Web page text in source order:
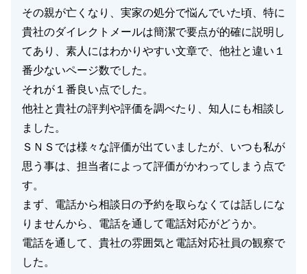
その親が亡くなり、実家の処分で悩んでいた頃、特に
貴社のダイレクトメールは簡潔で要点が的確に説明し
てあり、素人にはわかりやすい文章で、他社と違い１
番少ないページ数でした。
それが１番良い点でした。
他社と貴社の評判や評価を調べたり、知人にも相談し
ました。
ＳＮＳでは様々な評価が出ていましたが、いつも私が
思う事は、担当者によって評価がかわってしまう点で
す。
まず、電話から相談日の予約を取らなくては話しにな
りませんから、電話を通して電話対応がどうか。
電話を通して、貴社の雰囲気と電話対応社員の観察で
した。